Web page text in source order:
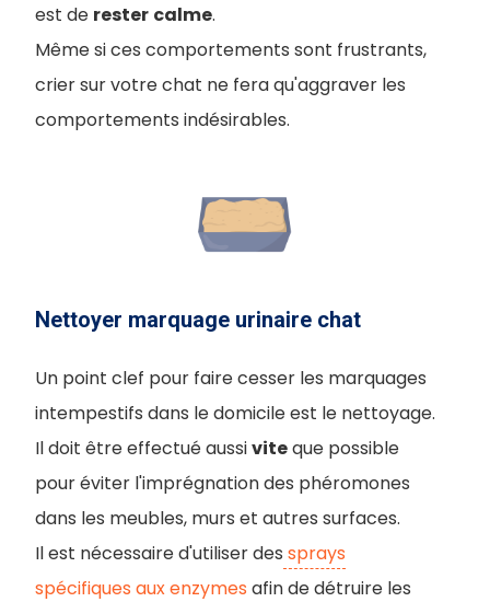
est de rester calme.
Même si ces comportements sont frustrants,
crier sur votre chat ne fera qu'aggraver les
comportements indésirables.
Nettoyer marquage urinaire chat
Un point clef pour faire cesser les marquages
intempestifs dans le domicile est le nettoyage.
Il doit être effectué aussiviteque possible
pour éviter l'imprégnation des phéromones
dans les meubles, murs et autres surfaces.
Il est nécessaire d'utiliser des sprays
spécifiques aux enzymes afin de détruire les